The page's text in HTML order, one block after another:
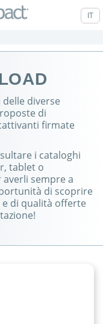
IT
diverse
di
firmate
i cataloghi
tablet o
sempre a
di scoprire
di qualità offerte